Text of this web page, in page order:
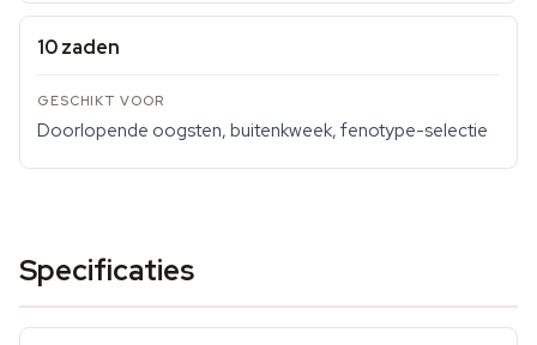
10 zaden
Doorlopende oogsten, buitenkweek, fenotype-selectie
Specificaties